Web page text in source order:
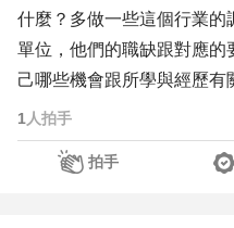
什麼？多做一些這個行業的
單位，他們的職缺跟對應的
己哪些機會跟所學與經歷有
1 人拍手
拍手